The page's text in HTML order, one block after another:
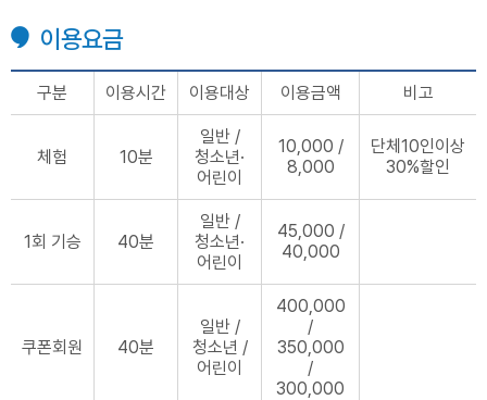
이용요금
구분 이용시간 이용대상 이용금액 비고
체험 10분
일반 /
청소년·
어린이
10,000 /
8,000
단체10인이상
30%할인
1회 기승 40분
일반 /
청소년·
어린이
45,000 /
40,000
쿠폰회원 40분
일반 /
청소년 /
어린이
400,000
/
350,000
/
300,000